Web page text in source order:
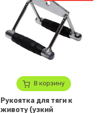
В корзину
Рукоятка для тяги к
животу (узкий